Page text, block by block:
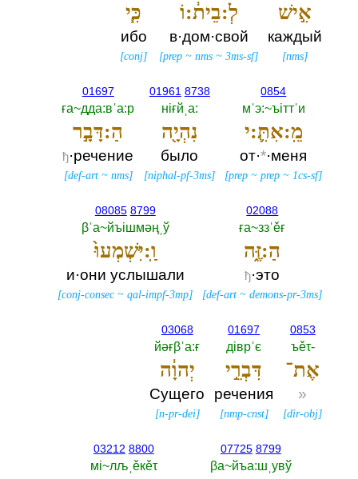
אִ֣ישׁ
каждый
[nms]
לְ:בֵית֔:וֹ
в·дом·свой
[prep ~nms ~3ms-sf]
כִּ֧י
ибо
[conj]
0854
мˈэ:~ъiттˈи
מֵֽ:אִתִּ֛:י
от·*·меня
[prep ~prep ~1cs-sf]
01961 8738
нiғйˌа:‎
נִהְיָ֖ה
было
[niphal-pf-3ms]
01697
ға~дда:вˈа:р
הַ:דָּבָ֣ר
ђ·речение
[def-art~ nms]
02088
ға~ззˈěғ
הַ:זֶּ֑ה
ђ·это
[def-art ~demons-pr-3ms]
08085 8799
βˈа~йъiшмәңˌў
וַֽ:יִּשְׁמְעוּ֙
и·они услышали
[conj-consec ~qal-impf-3mp]
0853
ъěτ-‎
אֶת־
»
[dir-obj]
01697
дiврˈє
דִּבְרֵ֣י
речения
[nmp-cnst]
03068
йәғβˈа:ғ
יְהוָ֔ה
Сущего
[n-pr-dei]
07725 8799
βа~йъа:шˌувў
03212 8800
мi~лљˌěкěτ